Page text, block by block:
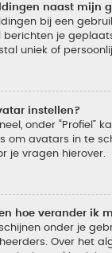
naast mijn
bij een
berichten je
uniek of
instellen?
onder
om avatars in te
je vragen hierover.
hoe verander ik
onder je
Over het